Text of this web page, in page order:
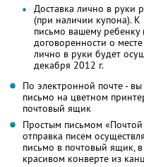
Доставка лично в руки
(при наличии купона).
письмо вашему ребенку
договоренности о
лично в руки будет
декабря 2012 г.
По электронной почте -
письмо на цветном
почтовый ящик
Простым письмом
отправка писем
письмо в почтовый ящик,
красивом конверте из